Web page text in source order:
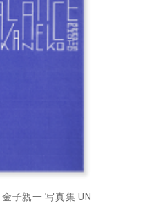
子親一 写真集 UN